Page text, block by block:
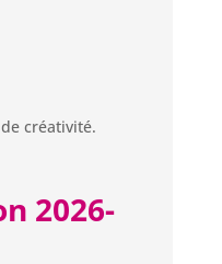
créativité.
2026-